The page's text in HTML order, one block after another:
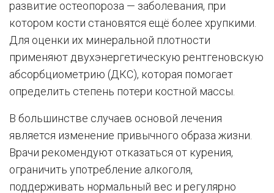
развитие остеопороза — заболевания, при
котором кости становятся ещё более хрупкими.
Для оценки их минеральной плотности
применяют двухэнергетическую рентгеновскую
абсорбциометрию (ДКС), которая помогает
определить степень потери костной массы.
В большинстве случаев основой лечения
является изменение привычного образа жизни.
Врачи рекомендуют отказаться от курения,
ограничить употребление алкоголя,
поддерживать нормальный вес и регулярно